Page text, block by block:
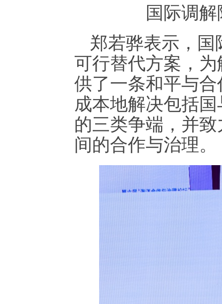
国际调
郑若骅表示，
可行替代方案，
供了一条和平与
成本地解决包括
的三类争端，并
间的合作与治理。